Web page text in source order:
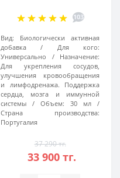
103
Вид:
Биологически активная
добавка
Для кого:
Универсально
Назначение:
Для укрепления сосудов,
улучшения кровообращения
и лимфодренажа. Поддержка
сердца, мозга и иммунной
системы
Объем:
30 мл
Страна производства:
Португалия
37 290 тг.
33 900 тг.